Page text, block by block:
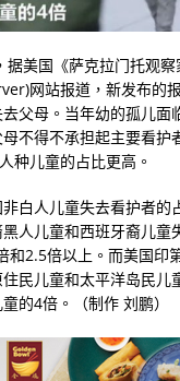
据美国《萨克拉门托观
网站报道，新发布的
父母。当年幼的孤儿面
不得不承担起主要看护
种儿童的占比更高。
白人儿童失去看护者的
人儿童和西班牙裔儿童
和2.5倍以上。而美国印
民儿童和太平洋岛民儿
的4倍。（制作 刘鹏）